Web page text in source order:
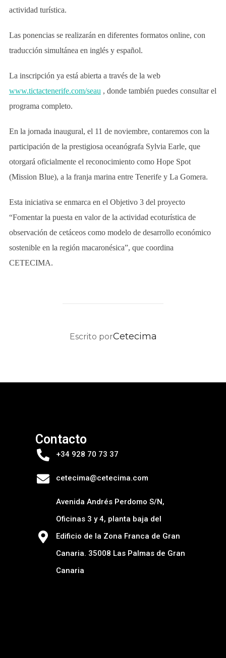
actividad turística.
Las ponencias se realizarán en diferentes formatos online, con
traducción simultánea en inglés y español.
La inscripción ya está abierta a través de la web
www.tictactenerife.com/seau, donde también puedes consultar el
programa completo.
En la jornada inaugural, el 11 de noviembre, contaremos con la
participación de la prestigiosa oceanógrafa Sylvia Earle, que
otorgará oficialmente el reconocimiento como Hope Spot
(Mission Blue), a la franja marina entre Tenerife y La Gomera.
Esta iniciativa se enmarca en el Objetivo 3 del proyecto
“Fomentar la puesta en valor de la actividad ecoturística de
observación de cetáceos como modelo de desarrollo económico
sostenible en la región macaronésica”, que coordina
CETECIMA.
AUTOR DE LA PUBLICACIÓN
Escrito porCetecima
Contacto
+34 928 70 73 37
cetecima@cetecima.com
Avenida Andrés Perdomo S/N,
Oficinas 3 y 4, planta baja del
Edificio de la Zona Franca de Gran
Canaria. 35008 Las Palmas de Gran
Canaria